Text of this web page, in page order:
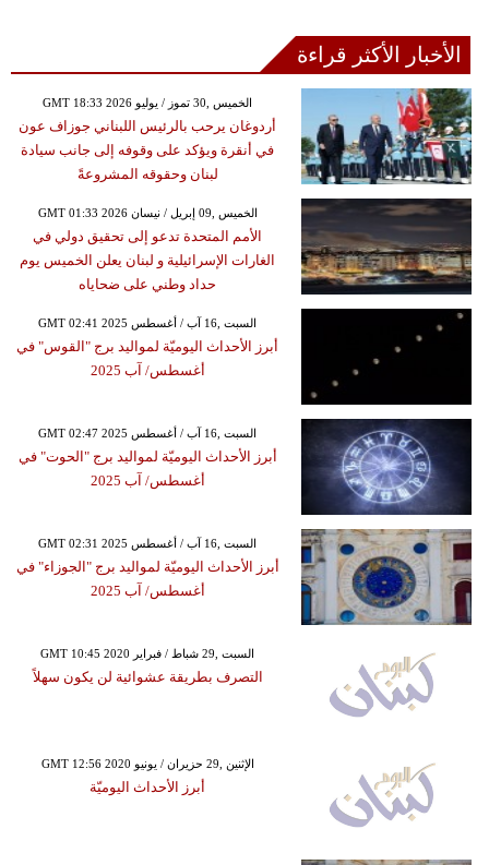
الأخبار الأكثر قراءة
GMT 18:33 2026 الخميس ,30 تموز / يوليو
أردوغان يرحب بالرئيس اللبناني جوزاف عون
في أنقرة ويؤكد على وقوفه إلى جانب سيادة
لبنان وحقوقه المشروعةً
GMT 01:33 2026 الخميس ,09 إبريل / نيسان
الأمم المتحدة تدعو إلى تحقيق دولي في
الغارات الإسرائيلية و لبنان يعلن الخميس يوم
حداد وطني على ضحاياه
GMT 02:41 2025 السبت ,16 آب / أغسطس
أبرز الأحداث اليوميّة لمواليد برج "القوس" في
أغسطس/ آب 2025
GMT 02:47 2025 السبت ,16 آب / أغسطس
أبرز الأحداث اليوميّة لمواليد برج "الحوت" في
أغسطس/ آب 2025
GMT 02:31 2025 السبت ,16 آب / أغسطس
أبرز الأحداث اليوميّة لمواليد برج "الجوزاء" في
أغسطس/ آب 2025
GMT 10:45 2020 السبت ,29 شباط / فبراير
التصرف بطريقة عشوائية لن يكون سهلاً
GMT 12:56 2020 الإثنين ,29 حزيران / يونيو
أبرز الأحداث اليوميّة